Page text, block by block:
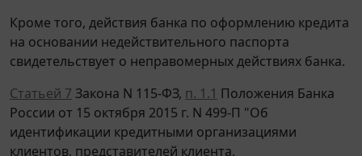
Кроме того, действия банка по оформлению кредита
на основании недействительного паспорта
свидетельствует о неправомерных действиях банка.
Статьей 7 Закона N 115-ФЗ, п. 1.1 Положения Банка
России от 15 октября 2015 г. N 499-П "Об
идентификации кредитными организациями
клиентов, представителей клиента,